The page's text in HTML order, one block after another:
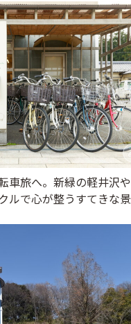
車旅へ。新緑の軽井沢
ルで心が整うすてきな